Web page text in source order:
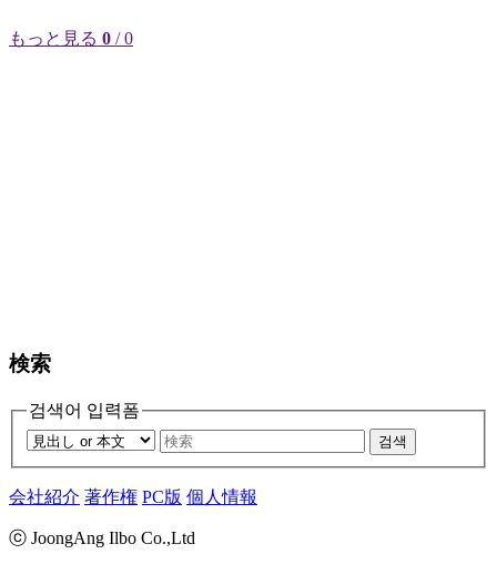
もっと見る 0 / 0
検索
검색어 입력폼
검색
会社紹介 著作権 PC版 個人情報
ⓒ JoongAng Ilbo Co.,Ltd